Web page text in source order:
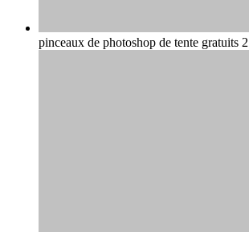
pinceaux de photoshop de tente gratuits 2